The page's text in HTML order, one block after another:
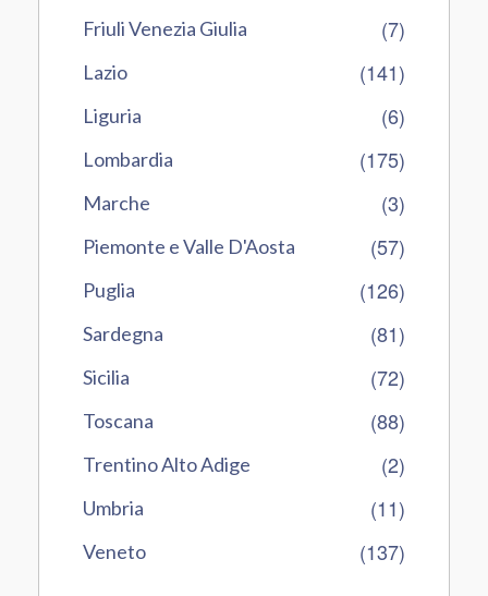
Friuli Venezia Giulia (7)
Lazio (141)
Liguria (6)
Lombardia (175)
Marche (3)
Piemonte e Valle D'Aosta (57)
Puglia (126)
Sardegna (81)
Sicilia (72)
Toscana (88)
Trentino Alto Adige (2)
Umbria (11)
Veneto (137)